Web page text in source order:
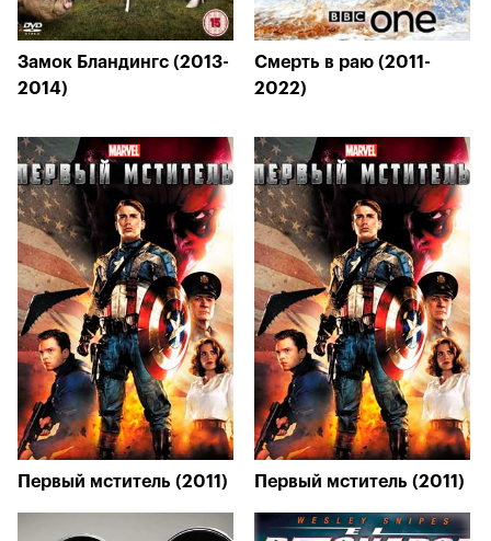
Замок Бландингс (2013-
2014)
Смерть в раю (2011-
2022)
Первый мститель (2011) Первый мститель (2011)